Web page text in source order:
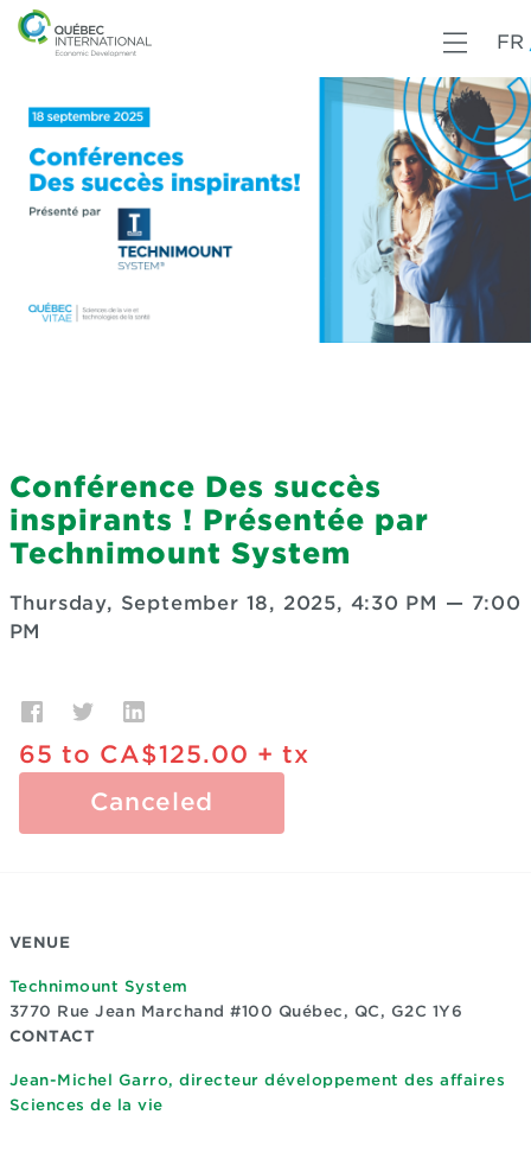
FR
Conférence Des succès
inspirants ! Présentée par
Technimount System
Thursday, September 18, 2025, 4:30 PM — 7:00
PM
65 to CA$125.00 + tx
Canceled
VENUE
Technimount System
3770 Rue Jean Marchand #100 Québec, QC, G2C 1Y6
CONTACT
Jean-Michel Garro, directeur développement des affaires
Sciences de la vie